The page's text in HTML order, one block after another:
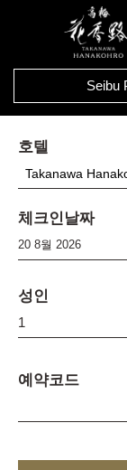
Seibu
호텔
Takanawa
체크인날짜
성인
예약코드